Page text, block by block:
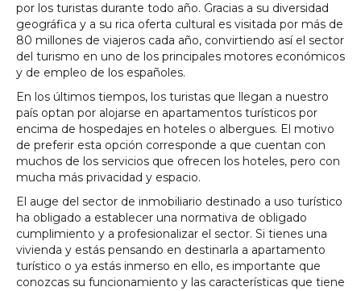
por los turistas durante todo año. Gracias a su diversidad
geográfica y a su rica oferta cultural es visitada por más de
80 millones de viajeros cada año, convirtiendo así el sector
del turismo en uno de los principales motores económicos
y de empleo de los españoles.
En los últimos tiempos, los turistas que llegan a nuestro
país optan por alojarse en apartamentos turísticos por
encima de hospedajes en hoteles o albergues. El motivo
de preferir esta opción corresponde a que cuentan con
muchos de los servicios que ofrecen los hoteles, pero con
mucha más privacidad y espacio.
El auge del sector de inmobiliario destinado a uso turístico
ha obligado a establecer una normativa de obligado
cumplimiento y a profesionalizar el sector. Si tienes una
vivienda y estás pensando en destinarla a apartamento
turístico o ya estás inmerso en ello, es importante que
conozcas su funcionamiento y las características que tiene